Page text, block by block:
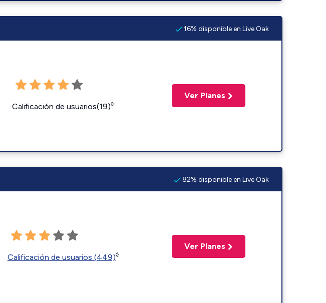
16% disponible en Live Oak
Calificación de usuarios(19)◊
Ver Planes
82% disponible en Live Oak
Calificación de usuarios (449)◊
Ver Planes